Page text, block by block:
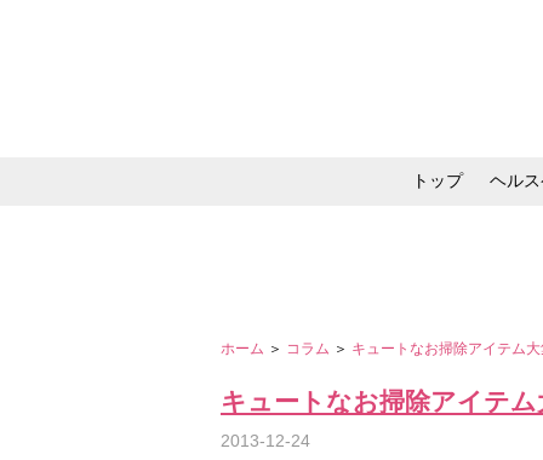
トップ ヘル
ホーム ＞ コラム ＞ キュートなお掃除アイテム
キュートなお掃除アイテム
2013-12-24